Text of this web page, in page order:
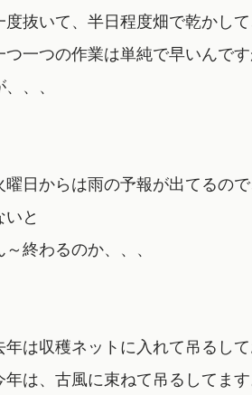
度抜いて、半日程度畑で乾かして
つ一つの作業は単純で早いんで
、、
曜日からは雨の予報が出てるの
いと
～終わるのか、、、
年は収穫ネットに入れて吊るし
年は、古風に束ねて吊るしてます